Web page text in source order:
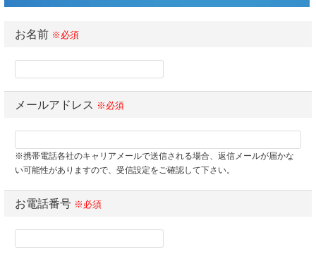
お名前 ※必須
メールアドレス ※必須
※携帯電話各社のキャリアメールで送信される場合、返信メールが届かな
い可能性がありますので、受信設定をご確認して下さい。
お電話番号 ※必須